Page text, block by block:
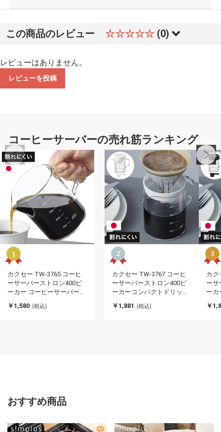
この商品のレビュー ☆☆☆☆☆ (0)
レビューはありません。
レビューを投稿
コーヒーサーバーの売れ筋ランキング
カクセー TW-3765 コーヒ
ーサーバーストロン400ビ
ーカー コーヒーサーバー
(代引不可)
￥1,580 (税込)
カクセー TW-3767 コーヒ
ーサーバーストロン400ビ
ーカーコンパクトドリッパ
ータイプ(代引不可)
￥1,881 (税込)
カク
ーサ
ーカ
可)
￥
おすすめ商品